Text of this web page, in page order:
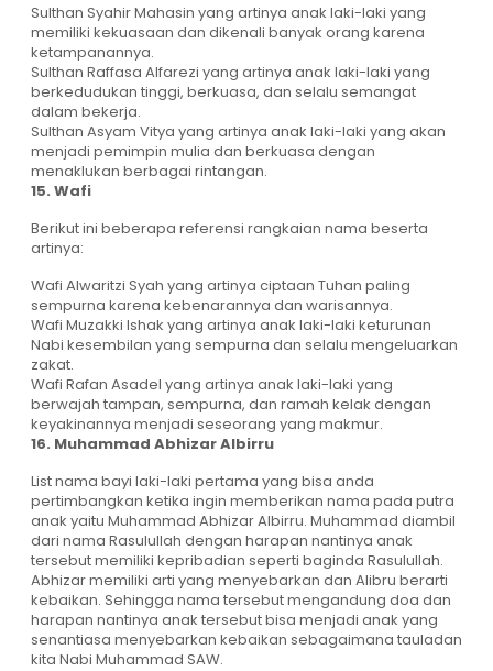
Sulthan Syahir Mahasin yang artinya anak laki-laki yang
memiliki kekuasaan dan dikenali banyak orang karena
ketampanannya.
Sulthan Raffasa Alfarezi yang artinya anak laki-laki yang
berkedudukan tinggi, berkuasa, dan selalu semangat
dalam bekerja.
Sulthan Asyam Vitya yang artinya anak laki-laki yang akan
menjadi pemimpin mulia dan berkuasa dengan
menaklukan berbagai rintangan.
15. Wafi
Berikut ini beberapa referensi rangkaian nama beserta
artinya:
Wafi Alwaritzi Syah yang artinya ciptaan Tuhan paling
sempurna karena kebenarannya dan warisannya.
Wafi Muzakki Ishak yang artinya anak laki-laki keturunan
Nabi kesembilan yang sempurna dan selalu mengeluarkan
zakat.
Wafi Rafan Asadel yang artinya anak laki-laki yang
berwajah tampan, sempurna, dan ramah kelak dengan
keyakinannya menjadi seseorang yang makmur.
16. Muhammad Abhizar Albirru
List nama bayi laki-laki pertama yang bisa anda
pertimbangkan ketika ingin memberikan nama pada putra
anak yaitu Muhammad Abhizar Albirru. Muhammad diambil
dari nama Rasulullah dengan harapan nantinya anak
tersebut memiliki kepribadian seperti baginda Rasulullah.
Abhizar memiliki arti yang menyebarkan dan Alibru berarti
kebaikan. Sehingga nama tersebut mengandung doa dan
harapan nantinya anak tersebut bisa menjadi anak yang
senantiasa menyebarkan kebaikan sebagaimana tauladan
kita Nabi Muhammad SAW.